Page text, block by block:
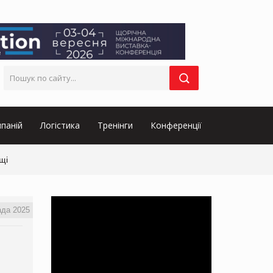
Логістика Тренінги Конференції
2025